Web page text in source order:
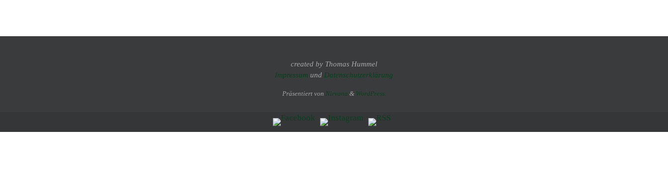
created by Thomas Hummel
Impressum und Datenschutzerklärung
Präsentiert von Nirvana & WordPress.